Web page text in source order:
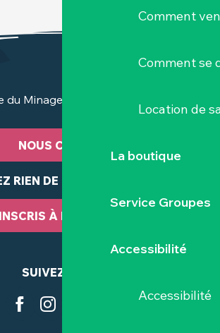
Comment
Comment se
Location de
La boutique
Service Groupes
Accessibilité
Accessibilité
du Minage - 44190 Clisson
NOUS CONTACTER
RIEN DE NOTRE ACTUALITÉ
À LA NEWSLETTER
SUIVEZ-NOUS